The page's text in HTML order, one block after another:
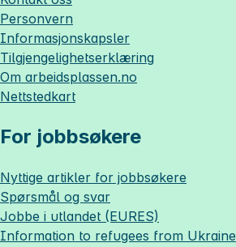
Personvern
Informasjonskapsler
Tilgjengelighetserklæring
Om arbeidsplassen.no
Nettstedkart
For jobbsøkere
Nyttige artikler for jobbsøkere
Spørsmål og svar
Jobbe i utlandet (EURES)
Information to refugees from Ukraine